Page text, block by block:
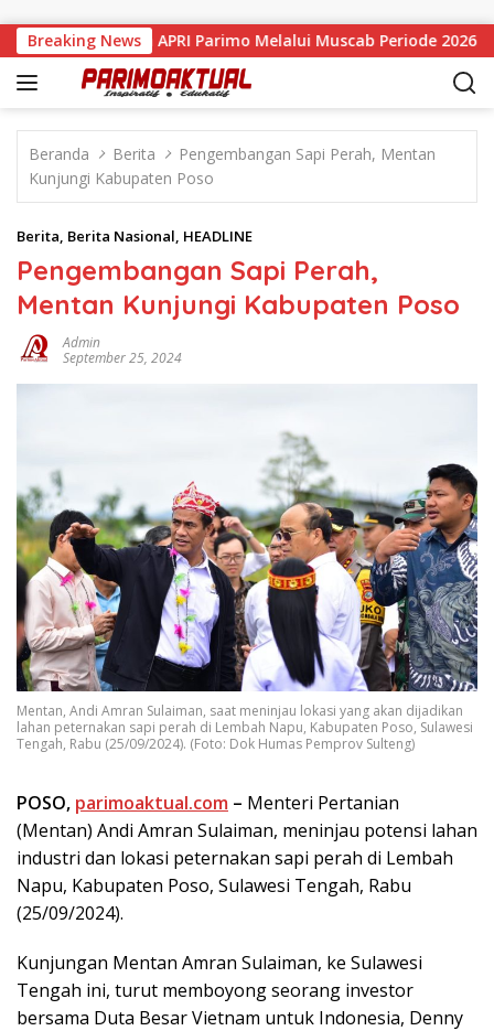
Breaking News
Pimpin APRI Parimo Melalui Muscab Periode 2026–2030
Beranda Berita
Pengembangan Sapi Perah, Mentan
Kunjungi Kabupaten Poso
Berita, Berita Nasional, HEADLINE
Pengembangan Sapi Perah,
Mentan Kunjungi Kabupaten Poso
Admin
September 25, 2024
Mentan, Andi Amran Sulaiman, saat meninjau lokasi yang akan dijadikan
lahan peternakan sapi perah di Lembah Napu, Kabupaten Poso, Sulawesi
Tengah, Rabu (25/09/2024). (Foto: Dok Humas Pemprov Sulteng)
POSO, parimoaktual.com – Menteri Pertanian
(Mentan) Andi Amran Sulaiman, meninjau potensi lahan
industri dan lokasi peternakan sapi perah di Lembah
Napu, Kabupaten Poso, Sulawesi Tengah, Rabu
(25/09/2024).
Kunjungan Mentan Amran Sulaiman, ke Sulawesi
Tengah ini, turut memboyong seorang investor
bersama Duta Besar Vietnam untuk Indonesia, Denny